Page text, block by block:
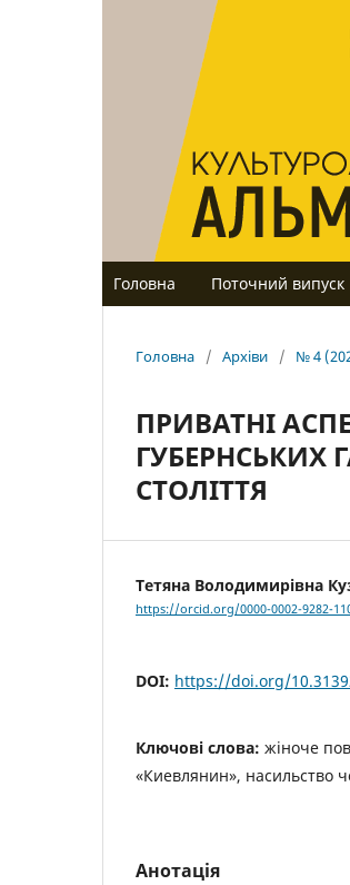
Головна Поточний випуск
Головна / Архіви / № 4
ПРИВАТНІ
ГУБЕРНСЬКИХ
СТОЛІТТЯ
Тетяна Володимирівна
https://orcid.org/0000-0002-9282-
DOI: https://doi.org/
Ключові слова: жіноче
«Киевлянин», насильство
Анотація